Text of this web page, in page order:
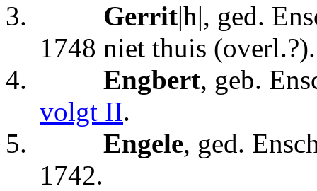
3.
Gerrit|h|, ged.
1748 niet thuis (overl.?).
4.
Engbert, geb.
volgt II.
5.
Engele, ged.
1742.